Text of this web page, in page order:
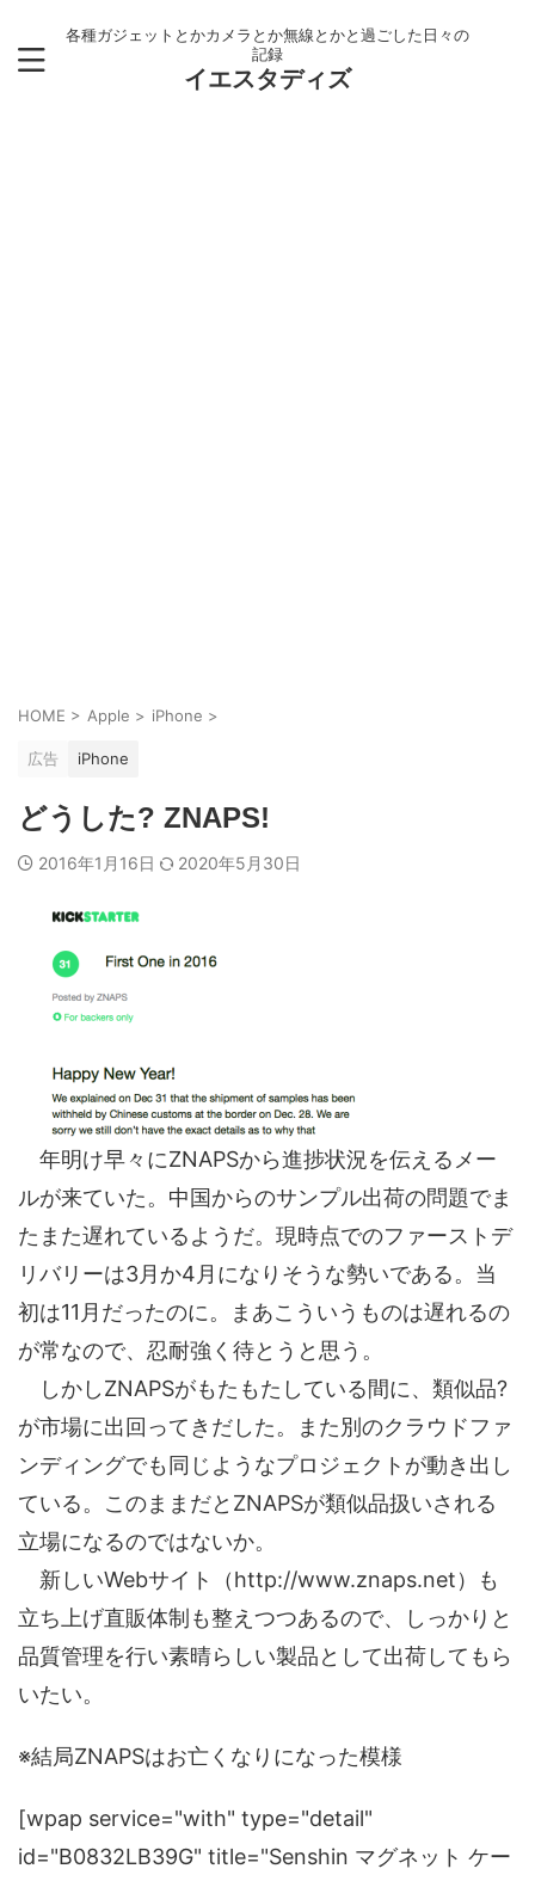
各種ガジェットとかカメラとか無線とかと過ごした日々の
記録
イエスタディズ
HOME > Apple > iPhone >
広告 iPhone
どうした? ZNAPS!
2016年1月16日 2020年5月30日
年明け早々にZNAPSから進捗状況を伝えるメー
ルが来ていた。中国からのサンプル出荷の問題でま
たまた遅れているようだ。現時点でのファーストデ
リバリーは3月か4月になりそうな勢いである。当
初は11月だったのに。まあこういうものは遅れるの
が常なので、忍耐強く待とうと思う。
しかしZNAPSがもたもたしている間に、類似品?
が市場に出回ってきだした。また別のクラウドファ
ンディングでも同じようなプロジェクトが動き出し
ている。このままだとZNAPSが類似品扱いされる
立場になるのではないか。
新しいWebサイト（http://www.znaps.net）も
立ち上げ直販体制も整えつつあるので、しっかりと
品質管理を行い素晴らしい製品として出荷してもら
いたい。
※結局ZNAPSはお亡くなりになった模様
[wpap service="with" type="detail"
id="B0832LB39G" title="Senshin マグネット ケー